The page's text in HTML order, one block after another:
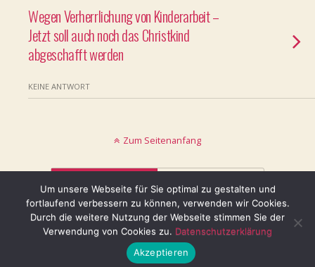
Wegen Verherrlichung von Kinderarbeit –
Jetzt soll auch noch das Christkind
abgeschafft werden
KEINE ANTWORT
Zum Seitenanfang
Mobil Desktop
© keinblatt.de
Um unsere Webseite für Sie optimal zu gestalten und
fortlaufend verbessern zu können, verwenden wir Cookies.
Durch die weitere Nutzung der Webseite stimmen Sie der
Verwendung von Cookies zu. Datenschutzerklärung
Akzeptieren